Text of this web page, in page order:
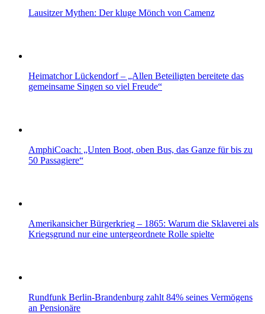
Lausitzer Mythen: Der kluge Mönch von Camenz
Heimatchor Lückendorf – „Allen Beteiligten bereitete das
gemeinsame Singen so viel Freude“
AmphiCoach: „Unten Boot, oben Bus, das Ganze für bis zu
50 Passagiere“
Amerikansicher Bürgerkrieg – 1865: Warum die Sklaverei als
Kriegsgrund nur eine untergeordnete Rolle spielte
Rundfunk Berlin-Brandenburg zahlt 84% seines Vermögens
an Pensionäre